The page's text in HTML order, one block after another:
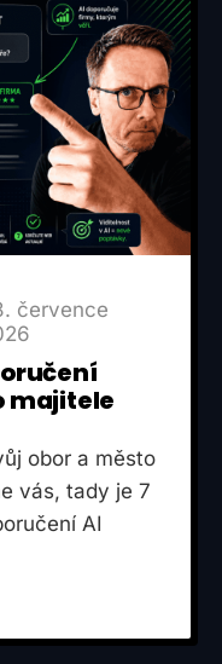
července
majitele
obor a město
vás, tady je 7
AI